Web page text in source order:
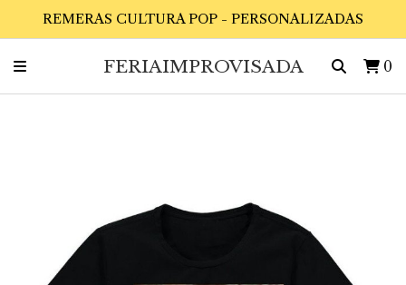
REMERAS CULTURA POP - PERSONALIZADAS
FERIAIMPROVISADA 0